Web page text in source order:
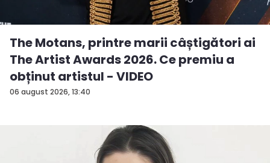
06 august 2026, 13:40
The Motans, printre marii câștigători ai
The Artist Awards 2026. Ce premiu a
obținut artistul - VIDEO